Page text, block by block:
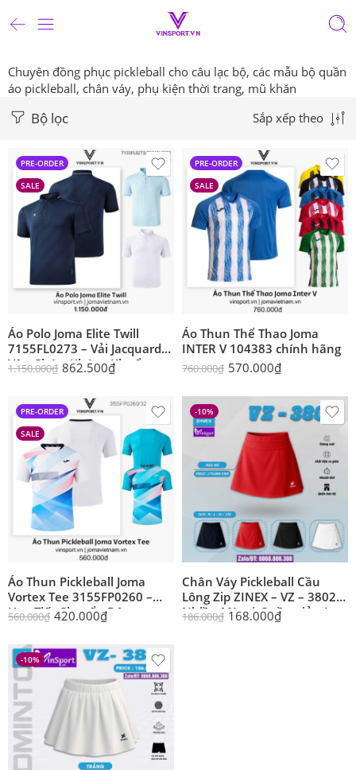
Chuyên đồng phục pickleball cho câu lạc bộ, các mẫu bộ quần
áo pickleball, chân váy, phụ kiện thời trang, mũ khăn
Bộ lọc Sắp xếp theo
PRE-ORDER
SALE
Áo Polo Joma Elite Twill
7155FL0273 – Vải Jacquard
Vân Chéo, Kháng Khuẩn,
Thiết Kế Tôn Dáng
1.150.000₫ 862.500₫
PRE-ORDER
SALE
Áo Thun Thể Thao Joma
INTER V 104383 chính hãng
760.000₫ 570.000₫
PRE-ORDER
SALE
Áo Thun Pickleball Joma
Vortex Tee 3155FP0260 –
Họa Tiết Chuyển Động,
Chống UV UPF50+, Thoáng
Khí Chuyên Nghiệp
560.000₫ 420.000₫
-10%
Chân Váy Pickleball Cầu
Lông Zip ZINEX – VZ – 3802
Nhiều Màu | Quần giả váy
186.000₫ 168.000₫
-10%